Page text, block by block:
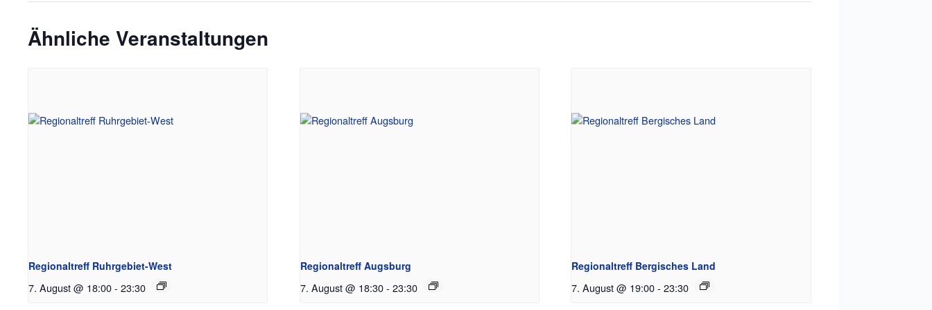
Ähnliche Veranstaltungen
Regionaltreff Ruhrgebiet-West
7. August @ 18:00- 23:30
Regionaltreff Augsburg
7. August @ 18:30 - 23:30
Regionaltreff Bergisches Land
7. August @ 19:00- 23:30